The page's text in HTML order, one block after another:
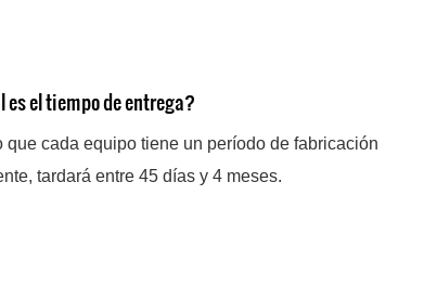
es el tiempo de entrega?
que cada equipo tiene un período de fabricación
tardará entre 45 días y 4 meses.